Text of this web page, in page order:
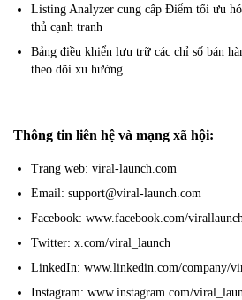
Listing Analyzer cung cấp Điểm tối ưu
thủ cạnh tranh
Bảng điều khiển lưu trữ các chỉ số bán
theo dõi xu hướng
Thông tin liên hệ và mạng xã hội:
Trang web: viral-launch.com
Email: support@viral-launch.com
Facebook: www.facebook.com/
Twitter: x.com/viral_launch
LinkedIn: www.linkedin.com/company/
Instagram: www.instagram.com/